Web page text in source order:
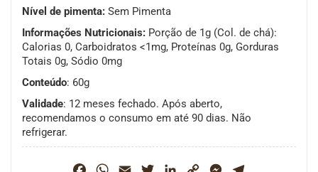
Nível de pimenta: Sem Pimenta
Informações Nutricionais: Porção de 1g (Col. de chá):
Calorias 0, Carboidratos <1mg, Proteínas 0g, Gorduras
Totais 0g, Sódio 0mg
Conteúdo: 60g
Validade: 12 meses fechado. Após aberto,
recomendamos o consumo em até 90 dias. Não
refrigerar.